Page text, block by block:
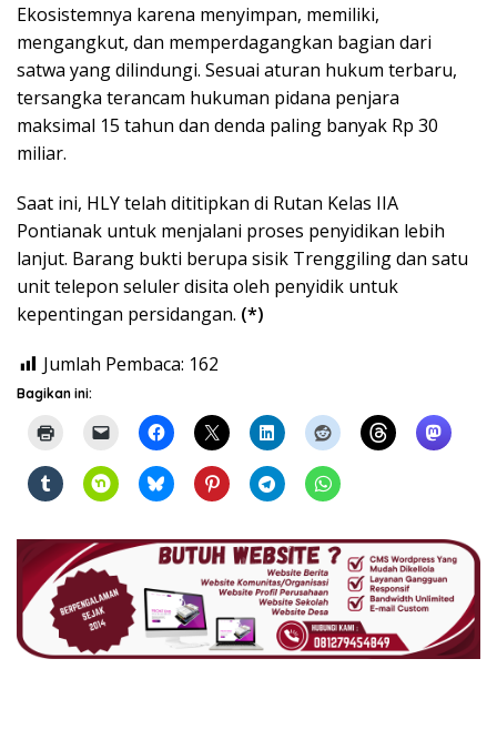
Ekosistemnya karena menyimpan, memiliki,
mengangkut, dan memperdagangkan bagian dari
satwa yang dilindungi. Sesuai aturan hukum terbaru,
tersangka terancam hukuman pidana penjara
maksimal 15 tahun dan denda paling banyak Rp 30
miliar.
Saat ini, HLY telah dititipkan di Rutan Kelas IIA
Pontianak untuk menjalani proses penyidikan lebih
lanjut. Barang bukti berupa sisik Trenggiling dan satu
unit telepon seluler disita oleh penyidik untuk
kepentingan persidangan. (*)
Jumlah Pembaca: 162
Bagikan ini: